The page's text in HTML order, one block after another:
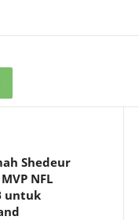
Shedeur
NFL
untuk